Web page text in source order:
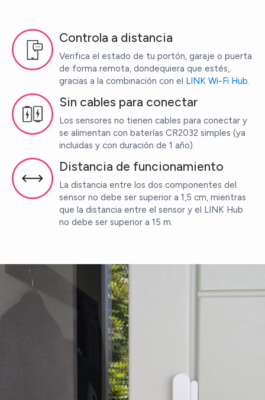
puerta directamente desde la pantalla principal de la
aplicación.
Cuando un sensor está asociado con tu puerta, verás
un pequeño icono junto al nombre del acceso que
indica visualmente si está abierto o cerrado.
También podrás recibir una notificación cada vez
que se active este acceso.
Controla a distancia
Verifica el estado de tu portón, garaje o puerta
de forma remota, dondequiera que estés,
gracias a la combinación con el LINK Wi-Fi Hub.
Sin cables para conectar
Los sensores no tienen cables para conectar y
se alimentan con baterías CR2032 simples (ya
incluidas y con duración de 1 año).
Distancia de funcionamiento
La distancia entre los dos componentes del
sensor no debe ser superior a 1,5 cm, mientras
que la distancia entre el sensor y el LINK Hub
no debe ser superior a 15 m.